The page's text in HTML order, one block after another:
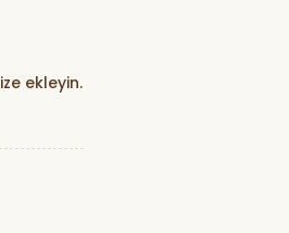
ekleyin.